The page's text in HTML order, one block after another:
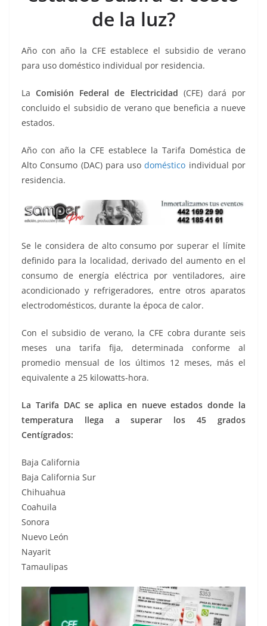
de la luz?
Año con año la CFE establece el subsidio de verano
para uso doméstico individual por residencia.
LaComisión Federal de Electricidad (CFE) dará por
concluido el subsidio de verano que beneficia a nueve
estados.
Año con año la CFE establece la Tarifa Doméstica de
Alto Consumo (DAC) para usodoméstico individual por
residencia.
Se le considera de alto consumo por superar el límite
definido para la localidad, derivado del aumento en el
consumo de energía eléctrica por ventiladores, aire
acondicionado y refrigeradores, entre otros aparatos
electrodomésticos, durante la época de calor.
Con el subsidio de verano, la CFE cobra durante seis
meses una tarifa fija, determinada conforme al
promedio mensual de los últimos 12 meses, más el
equivalente a 25 kilowatts-hora.
La Tarifa DAC se aplica en nueve estados donde la
temperatura llega a superar los 45 grados
Centígrados:
Baja California
Baja California Sur
Chihuahua
Coahuila
Sonora
Nuevo León
Nayarit
Tamaulipas